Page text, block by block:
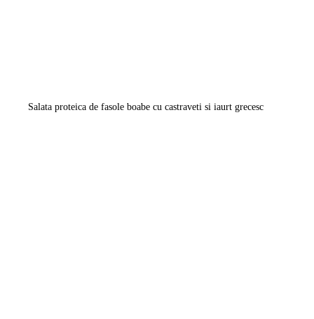
Salata proteica de fasole boabe cu castraveti si iaurt grecesc